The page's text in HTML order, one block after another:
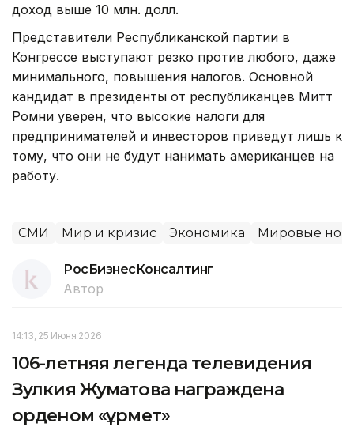
доход выше 10 млн. долл.
Представители Республиканской партии в
Конгрессе выступают резко против любого, даже
минимального, повышения налогов. Основной
кандидат в президенты от республиканцев Митт
Ромни уверен, что высокие налоги для
предпринимателей и инвесторов приведут лишь к
тому, что они не будут нанимать американцев на
работу.
СМИ Мир и кризис Экономика Мировые
РосБизнесКонсалтинг
Автор
14:13, 25 Июня 2026
106-летняя легенда телевидения
Зулкия Жуматова награждена
орденом «Құрмет»